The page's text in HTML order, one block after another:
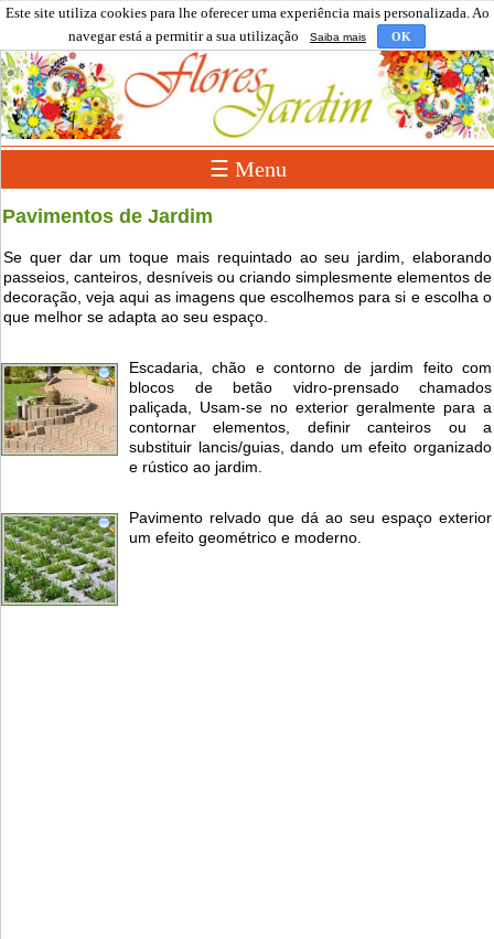
Este site utiliza cookies para lhe oferecer uma experiência mais personalizada. Ao
navegar está a permitir a sua utilização
Saiba mais OK
☰ Menu
Pavimentos de Jardim
Se quer dar um toque mais requintado ao seu jardim, elaborando
passeios, canteiros, desníveis ou criando simplesmente elementos de
decoração, veja aqui as imagens que escolhemos para si e escolha o
que melhor se adapta ao seu espaço.
Escadaria, chão e contorno de jardim feito com
blocos de betão vidro-prensado chamados
paliçada, Usam-se no exterior geralmente para a
contornar elementos, definir canteiros ou a
substituir lancis/guias, dando um efeito organizado
e rústico ao jardim.
Pavimento relvado que dá ao seu espaço exterior
um efeito geométrico e moderno.